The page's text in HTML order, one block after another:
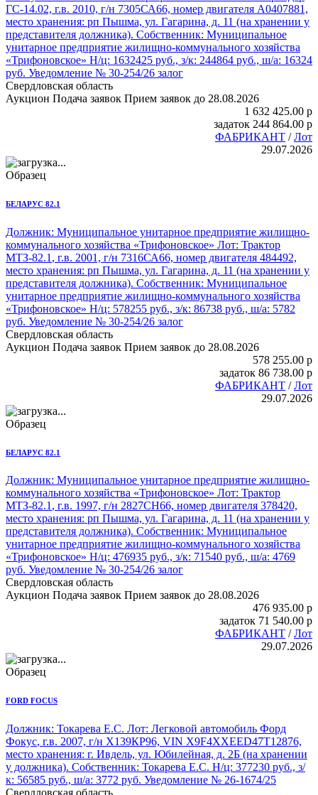
ГС-14.02, г.в. 2010, г/н 7305СА66, номер двигателя А0407881,
место хранения: рп Пышма, ул. Гагарина, д. 11 (на хранении у
представителя должника). Собственник: Муниципальное
унитарное предприятие жилищно-коммунального хозяйства
«Трифоновское» Н/ц: 1632425 руб., з/к: 244864 руб., ш/а: 16324
руб. Уведомление № 30-254/26 залог
Свердловская область
Аукцион Подача заявок Прием заявок до 28.08.2026
1 632 425.00 p
задаток 244 864.00 p
ФАБРИКАНТ /Лот
29.07.2026
Образец
БЕЛАРУС 82.1
Должник: Муниципальное унитарное предприятие жилищно-
коммунального хозяйства «Трифоновское» Лот: Трактор
МТЗ-82.1 , г.в. 2001, г/н 7316СА66, номер двигателя 484492,
место хранения: рп Пышма, ул. Гагарина, д. 11 (на хранении у
представителя должника). Собственник: Муниципальное
унитарное предприятие жилищно-коммунального хозяйства
«Трифоновское» Н/ц: 578255 руб., з/к: 86738 руб., ш/а: 5782
руб. Уведомление № 30-254/26 залог
Свердловская область
Аукцион Подача заявок Прием заявок до 28.08.2026
578 255.00 p
задаток 86 738.00 p
ФАБРИКАНТ /Лот
29.07.2026
Образец
БЕЛАРУС 82.1
Должник: Муниципальное унитарное предприятие жилищно-
коммунального хозяйства «Трифоновское» Лот: Трактор
МТЗ-82.1, г.в. 1997, г/н 2827СН66, номер двигателя 378420,
место хранения: рп Пышма, ул. Гагарина, д. 11 (на хранении у
представителя должника). Собственник: Муниципальное
унитарное предприятие жилищно-коммунального хозяйства
«Трифоновское» Н/ц: 476935 руб., з/к: 71540 руб., ш/а: 4769
руб. Уведомление № 30-254/26 залог
Свердловская область
Аукцион Подача заявок Прием заявок до 28.08.2026
476 935.00 p
задаток 71 540.00 p
ФАБРИКАНТ /Лот
29.07.2026
Образец
FORD FOCUS
Должник: Токарева Е.С. Лот: Легковой автомобиль Форд
Фокус, г.в. 2007, г/н Х139КР96, VIN X9F4XXEED47T12876,
место хранения: г. Ивдель, ул. Юбилейная, д. 2Б (на хранении
у должника). Собственник: Токарева Е.С. Н/ц: 377230 руб., з/
к: 56585 руб., ш/а: 3772 руб. Уведомление № 26-1674/25